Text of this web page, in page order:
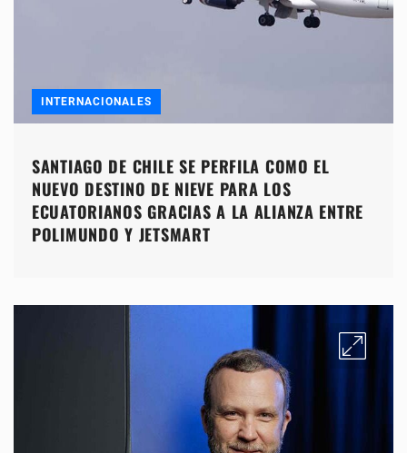
INTERNACIONALES
SANTIAGO DE CHILE SE PERFILA COMO EL
NUEVO DESTINO DE NIEVE PARA LOS
ECUATORIANOS GRACIAS A LA ALIANZA ENTRE
POLIMUNDO Y JETSMART